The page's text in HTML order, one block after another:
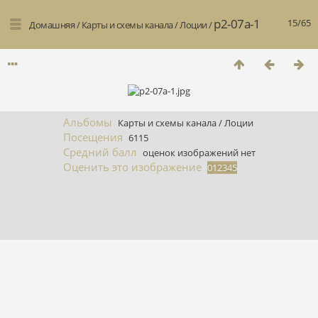
15/65
Домашняя/Карты и схемы канала/Лоции/p2-07a-1
Альбомы Карты и схемы канала/Лоции
Посещения 6115
Средний балл оценок изображений нет
Оценить это изображение